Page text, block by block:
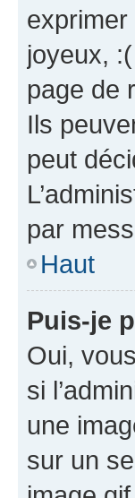
joyeux,
page de
Ils
peut
par
Haut
Puis-je
Oui,
si
une
sur un